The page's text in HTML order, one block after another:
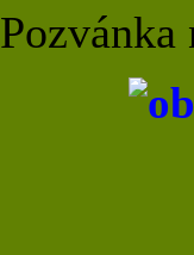
Pozvánka